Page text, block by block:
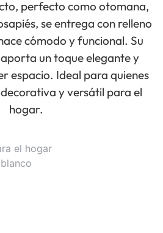
perfecto como otomana,
se entrega con relleno
cómodo y funcional. Su
un toque elegante y
espacio. Ideal para quienes
y versátil para el
hogar.
el hogar